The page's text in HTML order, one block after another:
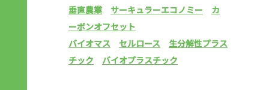
垂直農業
サーキュラーエコノミー
カ
ーボンオフセット
バイオマス
セルロース
生分解性プラス
チック
バイオプラスチック